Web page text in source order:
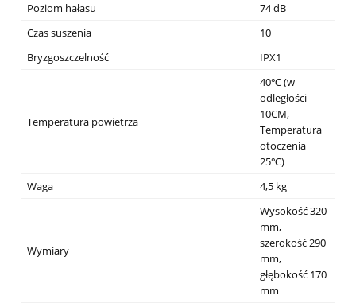
Poziom hałasu
74 dB
Czas suszenia
10
Bryzgoszczelność
IPX1
Temperatura powietrza
40℃ (w
odległości
10CM,
Temperatura
otoczenia
25℃)
Waga
4,5 kg
Wymiary
Wysokość 320
mm,
szerokość 290
mm,
głębokość 170
mm